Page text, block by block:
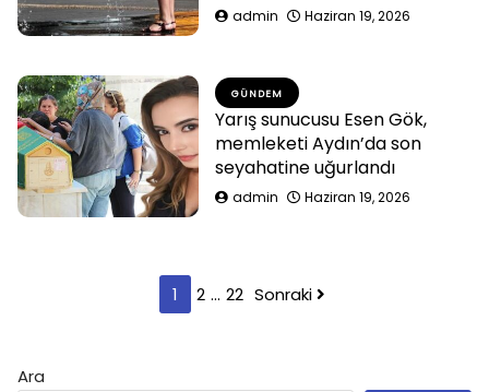
admin Haziran 19, 2026
GÜNDEM
Yarış sunucusu Esen Gök,
memleketi Aydın’da son
seyahatine uğurlandı
admin Haziran 19, 2026
1 2 … 22 Sonraki
Ara